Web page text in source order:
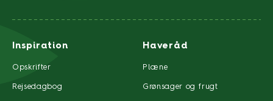
Inspiration
Opskrifter
Rejsedagbog
Haveråd
Plæne
Grønsager og frugt